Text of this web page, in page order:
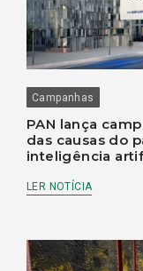
Campanhas
PAN lança
das causas do
inteligência
LER NOTÍCIA